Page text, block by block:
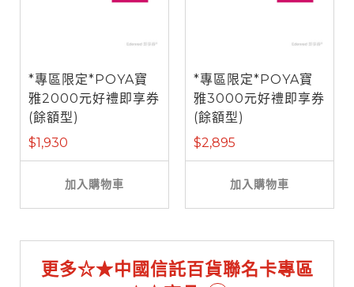
*專區限定*POYA寶
雅2000元好禮即享券
(餘額型)
$1,930
加入購物車
*專區限定*POYA寶
雅3000元好禮即享券
(餘額型)
$2,895
加入購物車
更多☆★中國信託百貨聯名卡專區